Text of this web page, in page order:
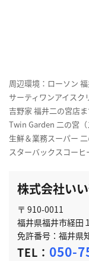
周辺環境：ローソン
サーティワンアイス
吉野家 福井二の宮店
Twin Garden 二の宮
生鮮＆業務スーパー
スターバックスコー
株式会社い
〒 910-0011
福井県福井市経田
免許番号：福井県
TEL： 050-